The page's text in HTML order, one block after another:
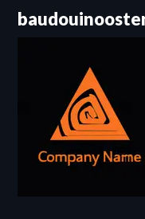
Passer